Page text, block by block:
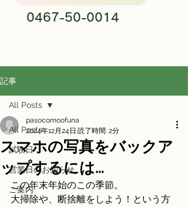
0467-50-0014
記事
All Posts
試験日
営業日のお知らせ
ご案内
All Posts
スマホの写真をバックア
ップするには…
pasocomoofuna
2024年12月24日 読了時間: 2分
この年末年始のこの季節。
大掃除や、断捨離をしよう！という方